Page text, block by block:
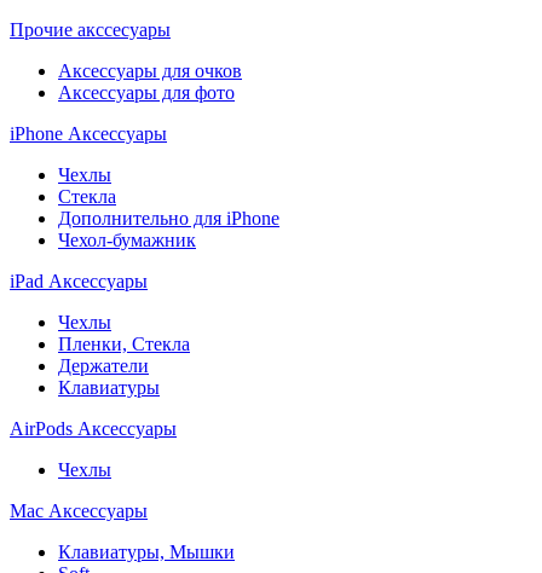
Прочие акссесуары
Аксессуары для очков
Аксессуары для фото
iPhone Аксессуары
Чехлы
Стекла
Дополнительно для iPhone
Чехол-бумажник
iPad Аксессуары
Чехлы
Пленки, Стекла
Держатели
Клавиатуры
AirPods Аксессуары
Чехлы
Mac Аксессуары
Клавиатуры, Мышки